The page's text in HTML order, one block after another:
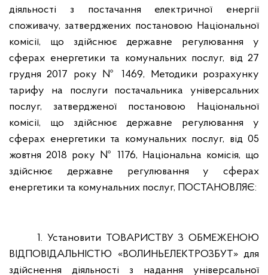
діяльності з постачання електричної енергії
споживачу, затверджених постановою Національної
комісії, що здійснює державне регулювання у
сферах енергетики та комунальних послуг, від 27
грудня 2017 року № 1469, Методики розрахунку
тарифу на послуги постачальника універсальних
послуг, затвердженої постановою Національної
комісії, що здійснює державне регулювання у
сферах енергетики та комунальних послуг, від 05
жовтня 2018 року № 1176, Національна комісія, що
здійснює державне регулювання у сферах
енергетики та комунальних послуг, ПОСТАНОВЛЯЄ:
1. Установити ТОВАРИСТВУ З ОБМЕЖЕНОЮ
ВІДПОВІДАЛЬНІСТЮ «ВОЛИНЬЕЛЕКТРОЗБУТ»для
здійснення діяльності з надання універсальної